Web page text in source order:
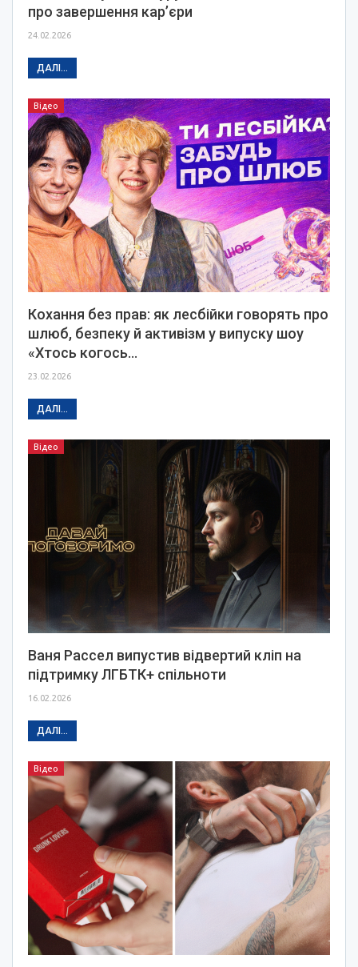
про завершення кар’єри
24.02.2026
ДАЛІ...
Відео
Кохання без прав: як лесбійки говорять про
шлюб, безпеку й активізм у випуску шоу
«Хтось когось…
23.02.2026
ДАЛІ...
Відео
Ваня Рассел випустив відвертий кліп на
підтримку ЛГБТК+ спільноти
16.02.2026
ДАЛІ...
Відео